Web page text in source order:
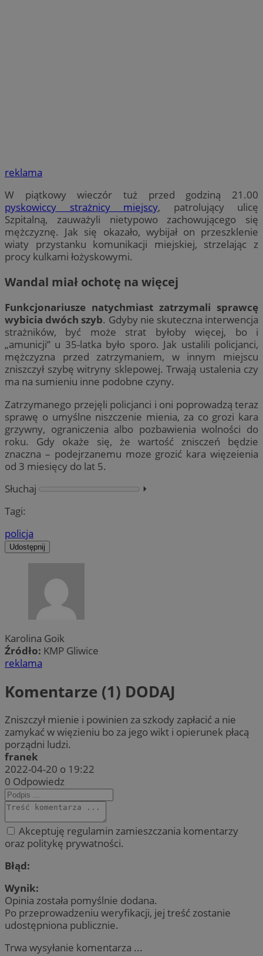
reklama
W piątkowy wieczór tuż przed godziną 21.00
pyskowiccy strażnicy miejscy, patrolujący ulicę
Szpitalną, zauważyli nietypowo zachowującego się
mężczyznę. Jak się okazało, wybijał on przeszklenie
wiaty przystanku komunikacji miejskiej, strzelając z
procy kulkami łożyskowymi.
Wandal miał ochotę na więcej
Funkcjonariusze natychmiast zatrzymali sprawcę
wybicia dwóch szyb. Gdyby nie skuteczna interwencja
strażników, być może strat byłoby więcej, bo i
„amunicji” u 35-latka było sporo. Jak ustalili policjanci,
mężczyzna przed zatrzymaniem, w innym miejscu
zniszczył szybę witryny sklepowej. Trwają ustalenia czy
ma na sumieniu inne podobne czyny.
Zatrzymanego przejęli policjanci i oni poprowadzą teraz
sprawę o umyślne niszczenie mienia, za co grozi kara
grzywny, ograniczenia albo pozbawienia wolności do
roku. Gdy okaże się, że wartość znisczeń będzie
znaczna – podejrzanemu moze grozić kara więzeienia
od 3 miesięcy do lat 5.
Słuchaj
⏵︎
Tagi:
policja
Udostępnij
Karolina Goik
Źródło: KMP Gliwice
reklama
Komentarze (1) DODAJ
Zniszczył mienie i powinien za szkody zapłacić a nie
zamykać w więzieniu bo za jego wikt i opierunek płacą
porządni ludzi.
franek
2022-04-20 o 19:22
0 Odpowiedz
Akceptuję regulamin zamieszczania komentarzy
oraz politykę prywatności.
Błąd:
Wynik:
Opinia została pomyślnie dodana.
Po przeprowadzeniu weryfikacji, jej treść zostanie
udostępniona publicznie.
Trwa wysyłanie komentarza ...